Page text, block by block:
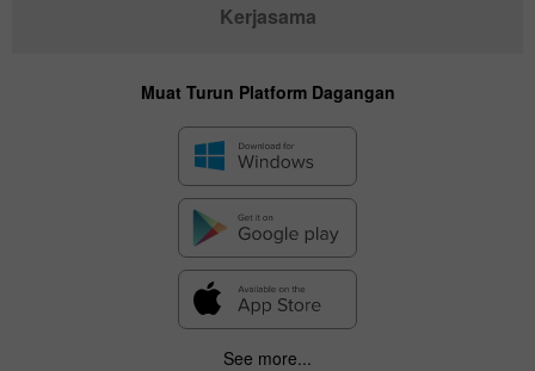
Kerjasama
Muat Turun Platform Dagangan
See more...